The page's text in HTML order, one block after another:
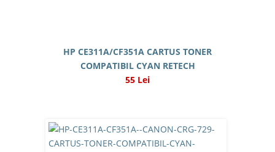
HP CE311A/CF351A CARTUS TONER
COMPATIBIL CYAN RETECH
55 Lei